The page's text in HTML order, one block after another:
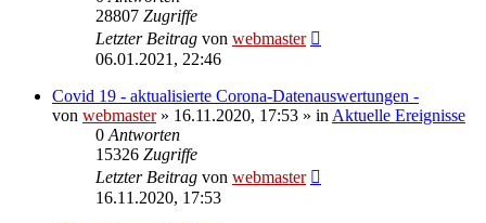
28807 Zugriffe
Letzter Beitrag von webmaster
06.01.2021, 22:46
Covid 19 - aktualisierte Corona-Datenauswertungen -
von webmaster» 16.11.2020, 17:53 » in Aktuelle Ereignisse
0 Antworten
15326 Zugriffe
Letzter Beitrag von webmaster
16.11.2020, 17:53